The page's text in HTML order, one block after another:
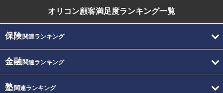
オリコン顧客満足度ランキング一覧
保険関連ランキング
金融関連ランキング
塾関連ランキング